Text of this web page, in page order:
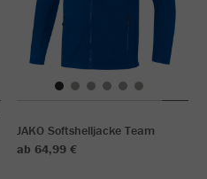
JAKO Softshelljacke Team
ab 64,99 €